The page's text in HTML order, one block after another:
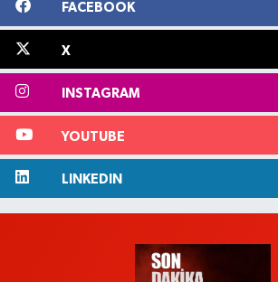
FACEBOOK
X
INSTAGRAM
YOUTUBE
LINKEDIN